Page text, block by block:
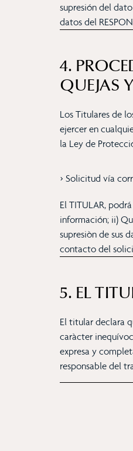
supresión del
datos del
4.
QUEJAS
Los Titulares de
ejercer en
la Ley de
> Solicitud vía
El TITULAR,
información; ii)
supresiòn de sus
contacto del
5. EL
El titular declara
caràcter
expresa y
responsable del